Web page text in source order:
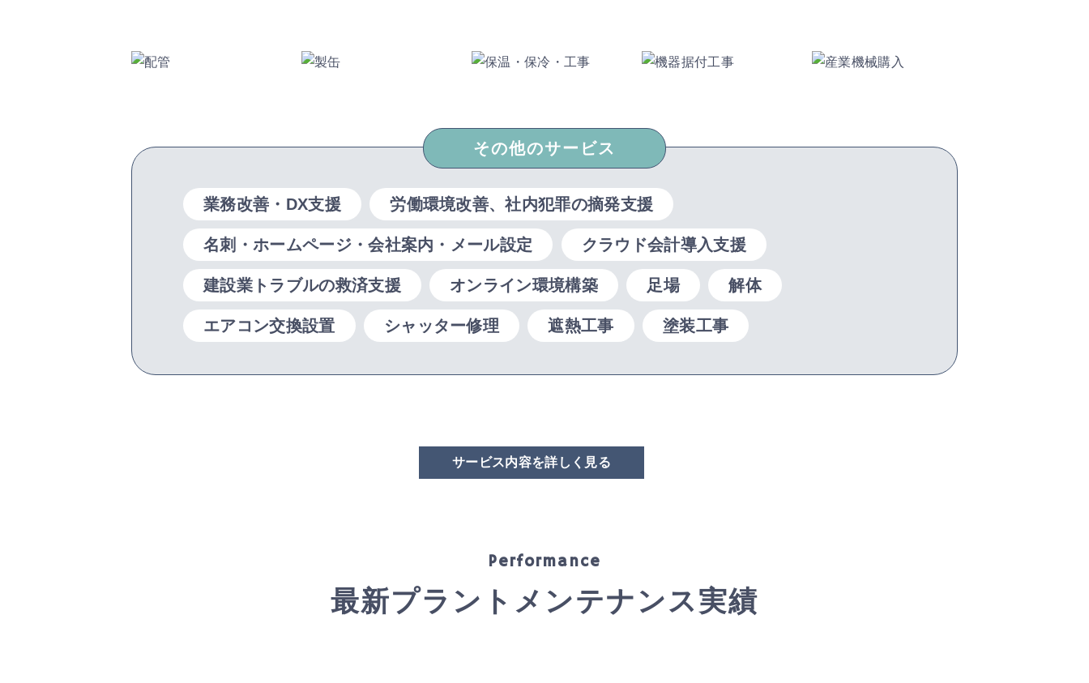
その他のサービス
業務改善・DX支援 労働環境改善、社内犯罪の摘発支援
名刺・ホームページ・会社案内・メール設定 クラウド会計導入支援
建設業トラブルの救済支援 オンライン環境構築 足場 解体
エアコン交換設置 シャッター修理 遮熱工事 塗装工事
サービス内容を詳しく見る
Performance
最新プラントメンテナンス実績